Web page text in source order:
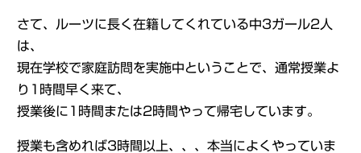
さて、ルーツに長く在籍してくれている中3ガール2人
は、
現在学校で家庭訪問を実施中ということで、通常授業よ
り1時間早く来て、
授業後に1時間または2時間やって帰宅しています。
授業も含めれば3時間以上、、、本当によくやっていま